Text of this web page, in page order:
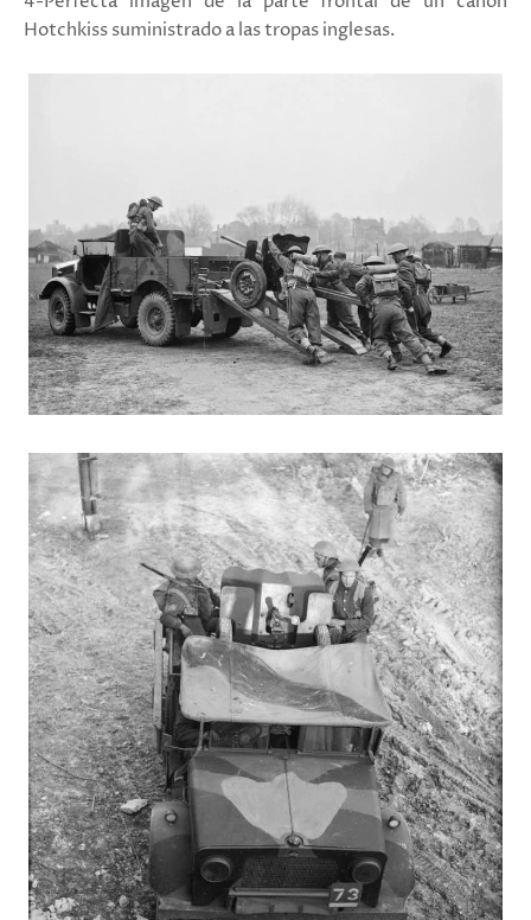
Hotchkiss suministrado a las tropas inglesas.